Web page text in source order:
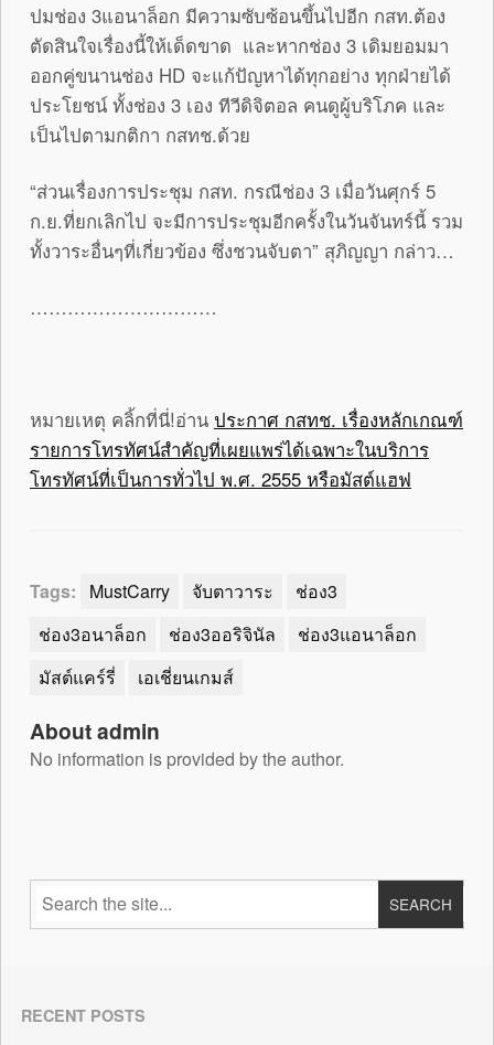
ปมช่อง 3แอนาล็อก มีความซับซ้อนขึ้นไปอีก กสท.ต้อง
ตัดสินใจเรื่องนี้ให้เด็ดขาด และหากช่อง 3 เดิมยอมมา
ออกคู่ขนานช่อง HD จะแก้ปัญหาได้ทุกอย่าง ทุกฝ่ายได้
ประโยชน์ ทั้งช่อง 3 เอง ทีวีดิจิตอล คนดูผู้บริโภค และ
เป็นไปตามกติกา กสทช.ด้วย
“ส่วนเรื่องการประชุม กสท. กรณีช่อง 3 เมื่อวันศุกร์ 5
ก.ย.ที่ยกเลิกไป จะมีการประชุมอีกครั้งในวันจันทร์นี้ รวม
ทั้งวาระอื่นๆที่เกี่ยวข้อง ซึ่งชวนจับตา” สุภิญญา กล่าว…
…………………………
หมายเหตุ คลิ้กที่นี่!อ่าน ประกาศ กสทช. เรื่องหลักเกณฑ์
รายการโทรทัศน์สำคัญที่เผยแพร่ได้เฉพาะในบริการ
โทรทัศน์ที่เป็นการทั่วไป พ.ศ. 2555 หรือมัสต์แฮฟ
Tags: MustCarry จับตาวาระ
ช่อง3
ช่อง3อนาล็อก
ช่อง3ออริจินัล
ช่อง3แอนาล็อก
มัสต์แคร์รี่
เอเชี่ยนเกมส์
About admin
No information is provided by the author.
RECENT POSTS